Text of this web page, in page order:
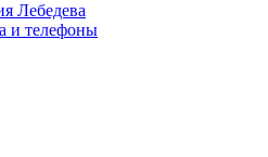
Лебедева
и телефоны